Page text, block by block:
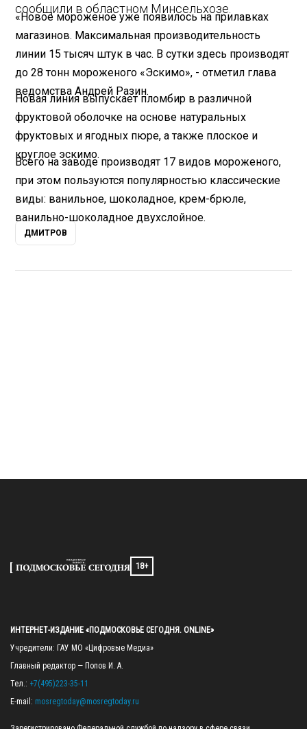
сообщили в областном Минсельхозе.
«Новое мороженое уже появилось на прилавках
магазинов. Максимальная производительность
линии 15 тысяч штук в час. В сутки здесь производят
до 28 тонн мороженого «Эскимо», - отметил глава
ведомства Андрей Разин.
Новая линия выпускает пломбир в различной
фруктовой оболочке на основе натуральных
фруктовых и ягодных пюре, а также плоское и
круглое эскимо.
Всего на заводе производят 17 видов мороженого,
при этом пользуются популярностью классические
виды: ванильное, шоколадное, крем-брюле,
ванильно-шоколадное двухслойное.
ДМИТРОВ
18+
ИНТЕРНЕТ-ИЗДАНИЕ «ПОДМОСКОВЬЕ СЕГОДНЯ. ONLINE»
Учредители: ГАУ МО «Цифровые Медиа»
Главный редактор — Попов И. А.
Тел.: +7(495)223-35-11
E-mail: mosregtoday@mosregtoday.ru